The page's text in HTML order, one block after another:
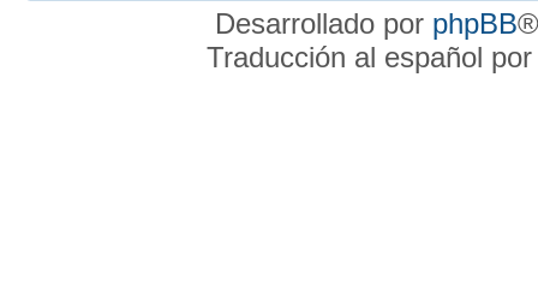
Desarrollado por phpBB
Traducción al español